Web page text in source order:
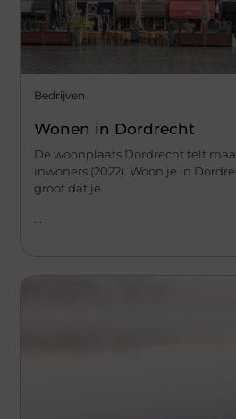
Bedrijven
Wonen in Dordrecht
De woonplaats Dordrecht telt maar
inwoners (2022). Woon je in
groot dat je